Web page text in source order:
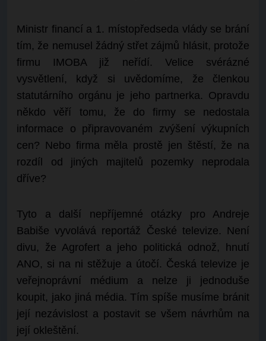
Ministr financí a 1. místopředseda vlády se brání
tím, že nemusel žádný střet zájmů hlásit, protože
firmu IMOBA již neřídí. Velice svérázné
vysvětlení, když si uvědomíme, že členkou
statutárního orgánu je jeho partnerka. Opravdu
někdo věří tomu, že do firmy se nedostala
informace o připravovaném zvýšení výkupních
cen? Nebo firma měla prostě jen štěstí, že na
rozdíl od jiných majitelů pozemky neprodala
dříve?
Tyto a další nepříjemné otázky pro Andreje
Babiše vyvolává reportáž České televize. Není
divu, že Agrofert a jeho politická odnož, hnutí
ANO, si na ni stěžuje a útočí. Česká televize je
veřejnoprávní médium a nelze ji jednoduše
koupit, jako jiná média. Tím spíše musíme bránit
její nezávislost a postavit se všem návrhům na
její okleštění.